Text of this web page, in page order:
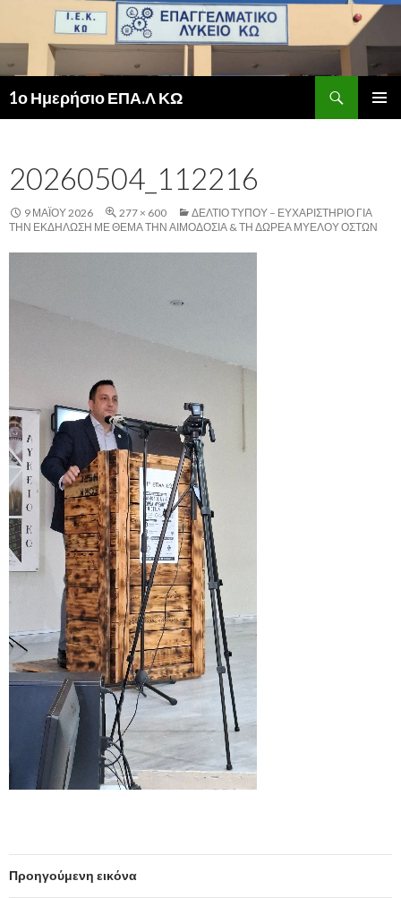
1ο Ημερήσιο ΕΠΑ.Λ ΚΩ
20260504_112216
9 ΜΑΪ́ΟΥ 2026 277 × 600
ΔΕΛΤΙΟ ΤΥΠΟΥ – ΕΥΧΑΡΙΣΤΗΡΙΟ ΓΙΑ
ΤΗΝ ΕΚΔΗΛΩΣΗ ΜΕ ΘΕΜΑ ΤΗΝ ΑΙΜΟΔΟΣΙΑ & ΤΗ ΔΩΡΕΑ ΜΥΕΛΟΥ ΟΣΤΩΝ
Προηγούμενη εικόνα